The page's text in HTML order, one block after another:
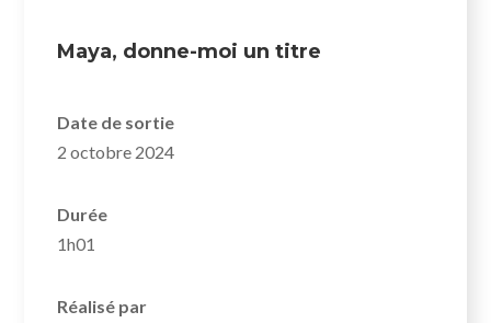
Maya, donne-moi un titre
Date de sortie
2 octobre 2024
Durée
1h01
Réalisé par